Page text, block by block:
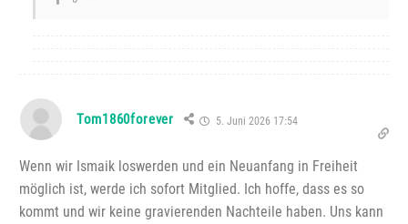
Tom1860forever 5. Juni 2026 17:54
Wenn wir Ismaik loswerden und ein Neuanfang in Freiheit
möglich ist, werde ich sofort Mitglied. Ich hoffe, dass es so
kommt und wir keine gravierenden Nachteile haben. Uns kann